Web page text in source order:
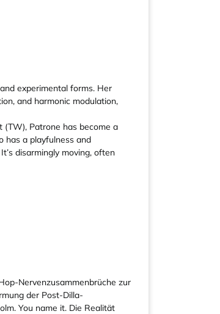
experimental forms. Her
and harmonic modulation,
(TW), Patrone has become a
has a playfulness and
disarmingly moving, often
Nervenzusammenbrüche zur
der Post-Dilla-
You name it. Die Realität